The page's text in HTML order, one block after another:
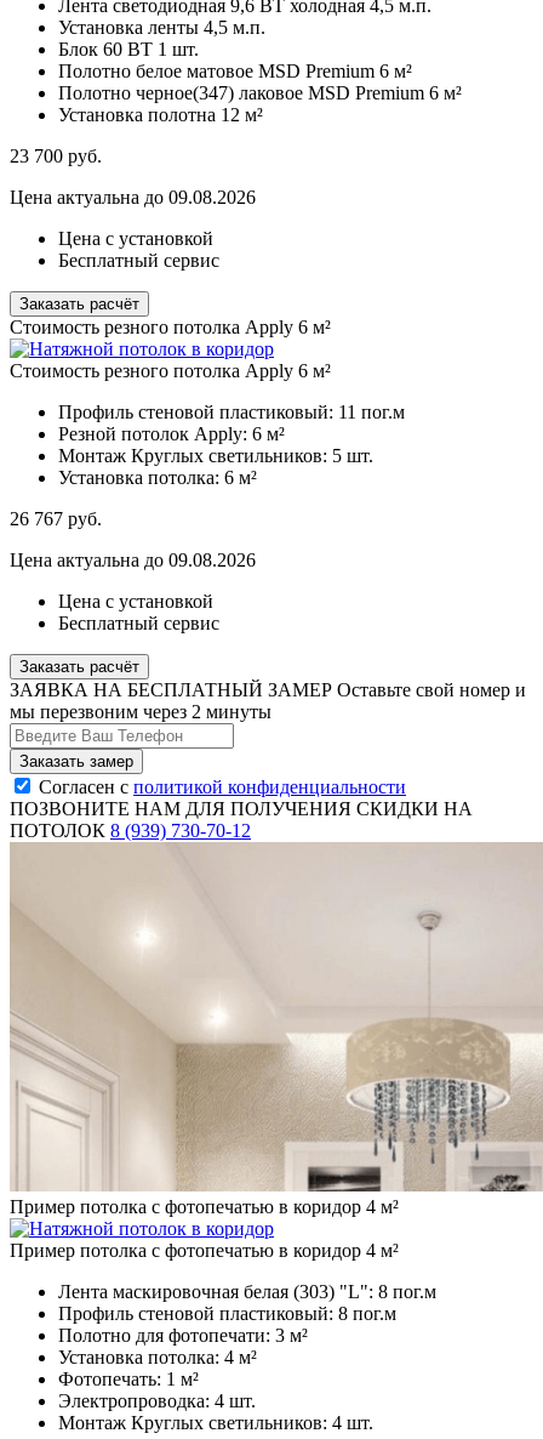
Лента светодиодная 9,6 ВТ холодная 4,5 м.п.
Установка ленты 4,5 м.п.
Блок 60 ВТ 1 шт.
Полотно белое матовое MSD Premium 6 м²
Полотно черное(347) лаковое MSD Premium 6 м²
Установка полотна 12 м²
23 700 руб.
Цена актуальна до 09.08.2026
Цена с установкой
Бесплатный сервис
Заказать расчёт
Стоимость резного потолка Apply 6 м²
Стоимость резного потолка Apply 6 м²
Профиль стеновой пластиковый: 11 пог.м
Резной потолок Apply: 6 м²
Монтаж Круглых светильников: 5 шт.
Установка потолка: 6 м²
26 767 руб.
Цена актуальна до 09.08.2026
Цена с установкой
Бесплатный сервис
Заказать расчёт
ЗАЯВКА НА БЕСПЛАТНЫЙ ЗАМЕР Оставьте свой номер и
мы перезвоним через 2 минуты
Согласен с политикой конфиденциальности
ПОЗВОНИТЕ НАМ ДЛЯ ПОЛУЧЕНИЯ СКИДКИ НА
ПОТОЛОК 8 (939) 730-70-12
Пример потолка с фотопечатью в коридор 4 м²
Пример потолка с фотопечатью в коридор 4 м²
Лента маскировочная белая (303) "L": 8 пог.м
Профиль стеновой пластиковый: 8 пог.м
Полотно для фотопечати: 3 м²
Установка потолка: 4 м²
Фотопечать: 1 м²
Электропроводка: 4 шт.
Монтаж Круглых светильников: 4 шт.